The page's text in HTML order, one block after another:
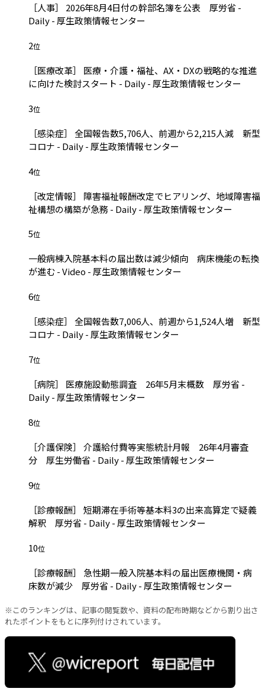
［人事］ 2026年8月4日付の幹部名簿を公表 厚労省 -
Daily - 厚生政策情報センター
2位
［医療改革］ 医療・介護・福祉、AX・DXの戦略的な推進
に向けた検討スタート - Daily - 厚生政策情報センター
3位
［感染症］ 全国報告数5,706人、前週から2,215人減 新型
コロナ - Daily - 厚生政策情報センター
4位
［改定情報］ 障害福祉報酬改定でヒアリング、地域障害福
祉構想の構築が急務 - Daily - 厚生政策情報センター
5位
一般病棟入院基本料の届出数は減少傾向 病床機能の転換
が進む - Video - 厚生政策情報センター
6位
［感染症］ 全国報告数7,006人、前週から1,524人増 新型
コロナ - Daily - 厚生政策情報センター
7位
［病院］ 医療施設動態調査 26年5月末概数 厚労省 -
Daily - 厚生政策情報センター
8位
［介護保険］ 介護給付費等実態統計月報 26年4月審査
分 厚生労働省 - Daily - 厚生政策情報センター
9位
［診療報酬］ 短期滞在手術等基本料3の出来高算定で疑義
解釈 厚労省 - Daily - 厚生政策情報センター
10位
［診療報酬］ 急性期一般入院基本料の届出医療機関・病
床数が減少 厚労省 - Daily - 厚生政策情報センター
※このランキングは、記事の閲覧数や、資料の配布時期などから割り出さ
れたポイントをもとに序列付けされています。